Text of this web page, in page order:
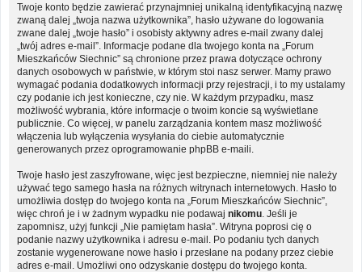
Twoje konto będzie zawierać przynajmniej unikalną identyfikacyjną nazwę
zwaną dalej „twoja nazwa użytkownika”, hasło używane do logowania
zwane dalej „twoje hasło” i osobisty aktywny adres e-mail zwany dalej
„twój adres e-mail”. Informacje podane dla twojego konta na „Forum
Mieszkańców Siechnic” są chronione przez prawa dotyczące ochrony
danych osobowych w państwie, w którym stoi nasz serwer. Mamy prawo
wymagać podania dodatkowych informacji przy rejestracji, i to my ustalamy
czy podanie ich jest konieczne, czy nie. W każdym przypadku, masz
możliwość wybrania, które informacje o twoim koncie są wyświetlane
publicznie. Co więcej, w panelu zarządzania kontem masz możliwość
włączenia lub wyłączenia wysyłania do ciebie automatycznie
generowanych przez oprogramowanie phpBB e-maili.
Twoje hasło jest zaszyfrowane, więc jest bezpieczne, niemniej nie należy
używać tego samego hasła na różnych witrynach internetowych. Hasło to
umożliwia dostęp do twojego konta na „Forum Mieszkańców Siechnic”,
więc chroń je i w żadnym wypadku nie podawaj nikomu . Jeśli je
zapomnisz, użyj funkcji „Nie pamiętam hasła”. Witryna poprosi cię o
podanie nazwy użytkownika i adresu e-mail. Po podaniu tych danych
zostanie wygenerowane nowe hasło i przesłane na podany przez ciebie
adres e-mail. Umożliwi ono odzyskanie dostępu do twojego konta.